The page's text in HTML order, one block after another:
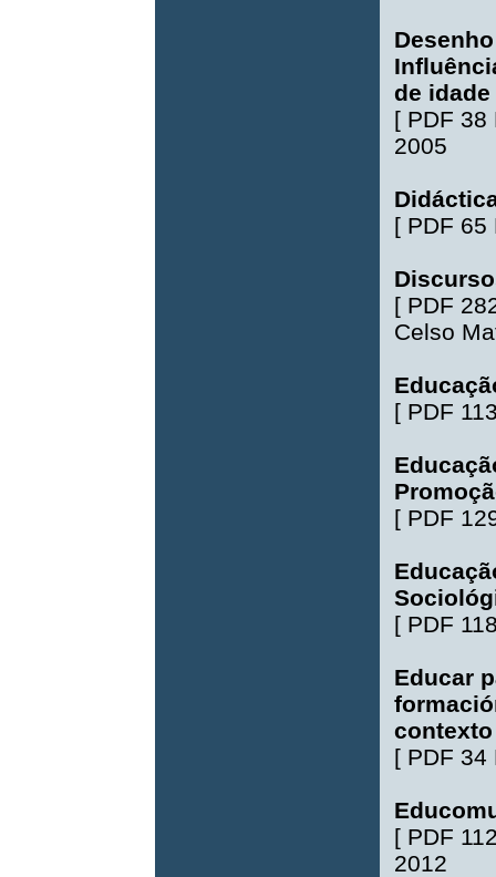
de idade
[ PDF 38
2005
[ PDF 65
[ PDF
Celso
[ PDF
[ PDF
[ PDF
Educar
[ PDF 34
[ PDF
2012